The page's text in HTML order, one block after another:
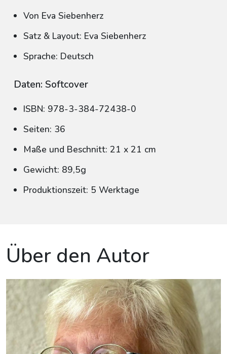
Von Eva Siebenherz
Satz & Layout: Eva Siebenherz
Sprache: Deutsch
Daten: Softcover
ISBN: 978-3-384-72438-0
Seiten: 36
Maße und Beschnitt: 21 x 21 cm
Gewicht: 89,5g
Produktionszeit: 5 Werktage
Über den Autor